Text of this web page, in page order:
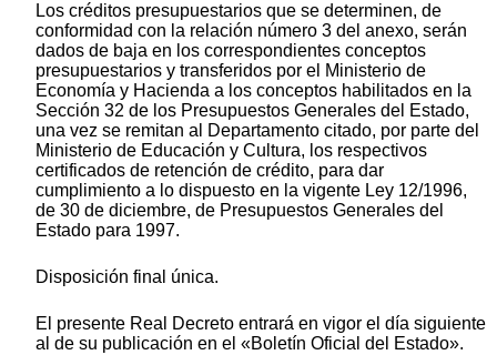
Los créditos presupuestarios que se determinen, de
conformidad con la relación número 3 del anexo, serán
dados de baja en los correspondientes conceptos
presupuestarios y transferidos por el Ministerio de
Economía y Hacienda a los conceptos habilitados en la
Sección 32 de los Presupuestos Generales del Estado,
una vez se remitan al Departamento citado, por parte del
Ministerio de Educación y Cultura, los respectivos
certificados de retención de crédito, para dar
cumplimiento a lo dispuesto en la vigente Ley 12/1996,
de 30 de diciembre, de Presupuestos Generales del
Estado para 1997.
Disposición final única.
El presente Real Decreto entrará en vigor el día siguiente
al de su publicación en el «Boletín Oficial del Estado».